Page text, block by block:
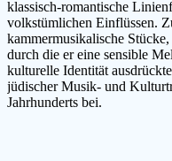
klassisch-romantische
volkstümlichen Einflüssen.
kammermusikalische
durch die er eine sensible
kulturelle Identität
jüdischer Musik- und
Jahrhunderts bei.